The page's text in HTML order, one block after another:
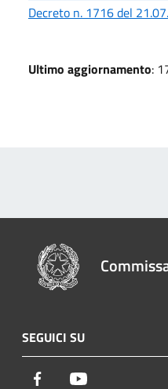
Decreto n. 1716 del
Ultimo aggiornamento:
SEGUICI SU
Facebook